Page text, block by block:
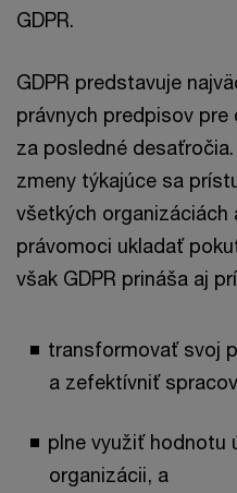
GDPR.
GDPR predstavuje
právnych predpisov
za posledné
zmeny týkajúce sa
všetkých organizáciách
právomoci ukladať
však GDPR prináša aj
transformovať svoj
a zefektívniť
plne využiť hodnotu
organizácii, a